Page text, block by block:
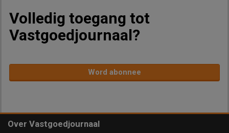
Volledig toegang tot
Vastgoedjournaal?
Word abonnee
Over Vastgoedjournaal